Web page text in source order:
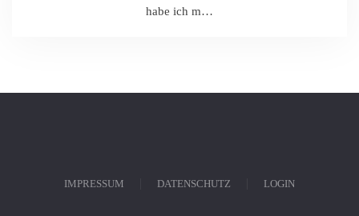
habe ich m…
IMPRESSUM DATENSCHUTZ LOGIN